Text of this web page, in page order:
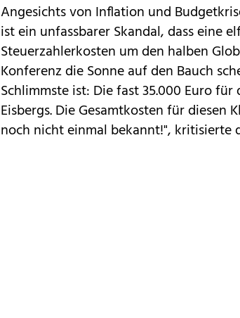
Angesichts von Inflation und
ist ein unfassbarer Skandal, dass eine
Steuerzahlerkosten um den halben
Konferenz die Sonne auf den Bauch
Schlimmste ist: Die fast 35.000 Euro
Eisbergs. Die Gesamtkosten für
noch nicht einmal bekannt!", kritisierte